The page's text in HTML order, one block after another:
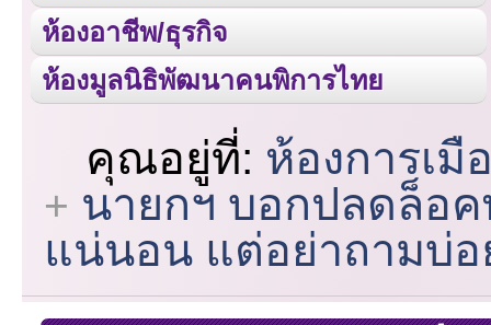
ห้องอาชีพ/ธุรกิจ
ห้องมูลนิธิพัฒนาคนพิการไทย
คุณอยู่ที่: ห้องการเมื
นายกฯ บอกปลดล็อค
แน่นอน แต่อย่าถามบ่อ